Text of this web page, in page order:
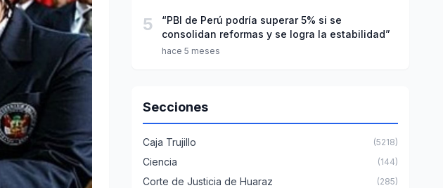
5
“PBI de Perú podría superar 5% si se
consolidan reformas y se logra la estabilidad”
hace 5 meses
Secciones
Caja Trujillo (5218)
Ciencia (144)
Corte de Justicia de Huaraz (285)